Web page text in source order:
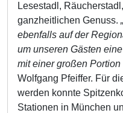
Lesestadl,
ganzheitlichen Genuss.
ebenfalls auf der
um unseren Gästen
mit einer großen Portion
Wolfgang Pfeiffer. Für
werden konnte
Stationen in München